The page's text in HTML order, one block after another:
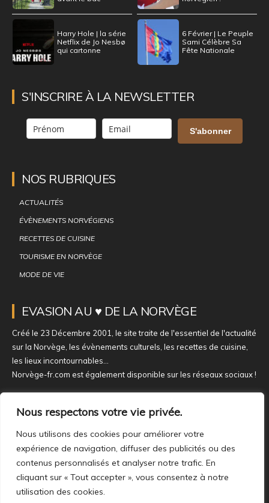
Nous respectons votre vie privée.
Nous utilisons des cookies pour améliorer votre
expérience de navigation, diffuser des publicités ou des
contenus personnalisés et analyser notre trafic. En
cliquant sur « Tout accepter », vous consentez à notre
utilisation des cookies.
Harry Hole | la série
Netflix de Jo Nesbø
qui cartonne
6 Février | Le Peuple
Sami Célèbre Sa
Fête Nationale
S'INSCRIRE À LA NEWSLETTER
S'abonner
NOS RUBRIQUES
ACTUALITÉS
ÉVÈNEMENTS NORVÉGIENS
RECETTES DE CUISINE
TOURISME EN NORVÈGE
MODE DE VIE
EVASION AU ♥ DE LA NORVÈGE
Créé le 23 Décembre 2001, le site traite de l'essentiel de l'actualité
sur la Norvège, les évènements culturels, les recettes de cuisine,
les lieux incontournables...
Norvège-fr.com est également disponible sur les réseaux sociaux !